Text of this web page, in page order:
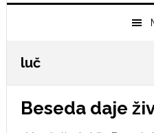
luč
Beseda daje